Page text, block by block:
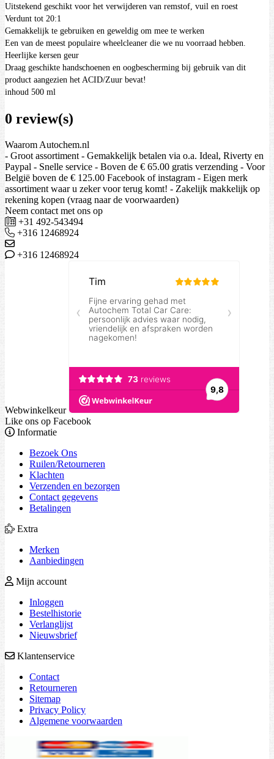
Uitstekend geschikt voor het verwijderen van remstof, vuil en roest
Verdunt tot 20:1
Gemakkelijk te gebruiken en geweldig om mee te werken
Een van de meest populaire wheelcleaner die we nu voorraad hebben.
Heerlijke kersen geur
Draag geschikte handschoenen en oogbescherming bij gebruik van dit
product aangezien het ACID/Zuur bevat!
inhoud 500 ml
0 review(s)
Waarom Autochem.nl
- Groot assortiment - Gemakkelijk betalen via o.a. Ideal, Riverty en
Paypal - Snelle service - Boven de € 65.00 gratis verzending - Voor
België boven de € 125.00 Facebook of instagram - Eigen merk
assortiment waar u zeker voor terug komt! - Zakelijk makkelijk op
rekening kopen (vraag naar de voorwaarden)
Neem contact met ons op
+31 492-543494
+316 12468924
+316 12468924
Webwinkelkeur
Like ons op Facebook
Informatie
Bezoek Ons
Ruilen/Retourneren
Klachten
Verzenden en bezorgen
Contact gegevens
Betalingen
Extra
Merken
Aanbiedingen
Mijn account
Inloggen
Bestelhistorie
Verlanglijst
Nieuwsbrief
Klantenservice
Contact
Retourneren
Sitemap
Privacy Policy
Algemene voorwaarden